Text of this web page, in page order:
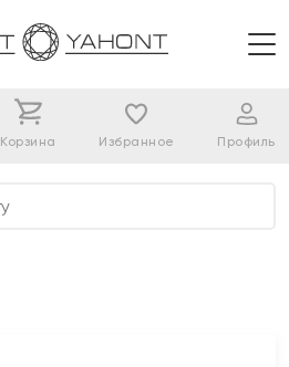
Корзина Избранное Профиль